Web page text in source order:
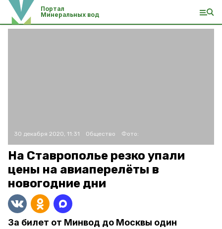
Портал
Минеральных вод
30 декабря 2020, 11:31 Общество Фото:
На Ставрополье резко упали
цены на авиаперелёты в
новогодние дни
За билет от Минвод до Москвы один